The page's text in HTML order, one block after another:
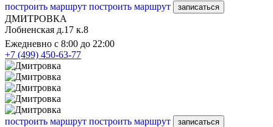
построить маршрут построить маршрут записаться
ДМИТРОВКА
Лобненская д.17 к.8
Ежедневно с 8:00 до 22:00
+7 (499) 450-63-77
построить маршрут построить маршрут записаться